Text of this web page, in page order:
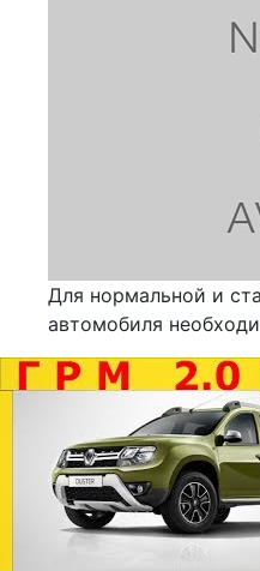
Для нормальной и
автомобиля